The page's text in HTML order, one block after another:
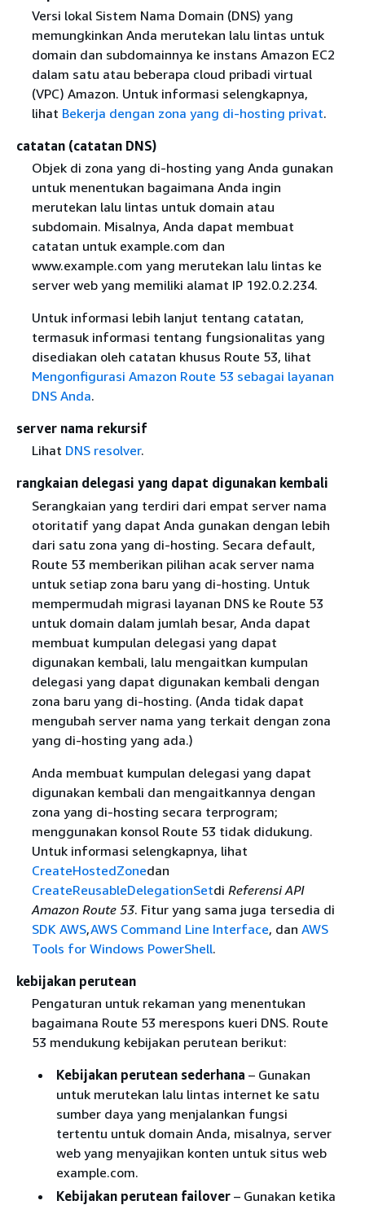
Versi lokal Sistem Nama Domain (DNS) yang
memungkinkan Anda merutekan lalu lintas untuk
domain dan subdomainnya ke instans Amazon EC2
dalam satu atau beberapa cloud pribadi virtual
(VPC) Amazon. Untuk informasi selengkapnya,
lihat Bekerja dengan zona yang di-hosting privat.
catatan (catatan DNS)
Objek di zona yang di-hosting yang Anda gunakan
untuk menentukan bagaimana Anda ingin
merutekan lalu lintas untuk domain atau
subdomain. Misalnya, Anda dapat membuat
catatan untuk example.com dan
www.example.com yang merutekan lalu lintas ke
server web yang memiliki alamat IP 192.0.2.234.
Untuk informasi lebih lanjut tentang catatan,
termasuk informasi tentang fungsionalitas yang
disediakan oleh catatan khusus Route 53, lihat
Mengonfigurasi Amazon Route 53 sebagai layanan
DNS Anda.
server nama rekursif
Lihat DNS resolver.
rangkaian delegasi yang dapat digunakan kembali
Serangkaian yang terdiri dari empat server nama
otoritatif yang dapat Anda gunakan dengan lebih
dari satu zona yang di-hosting. Secara default,
Route 53 memberikan pilihan acak server nama
untuk setiap zona baru yang di-hosting. Untuk
mempermudah migrasi layanan DNS ke Route 53
untuk domain dalam jumlah besar, Anda dapat
membuat kumpulan delegasi yang dapat
digunakan kembali, lalu mengaitkan kumpulan
delegasi yang dapat digunakan kembali dengan
zona baru yang di-hosting. (Anda tidak dapat
mengubah server nama yang terkait dengan zona
yang di-hosting yang ada.)
Anda membuat kumpulan delegasi yang dapat
digunakan kembali dan mengaitkannya dengan
zona yang di-hosting secara terprogram;
menggunakan konsol Route 53 tidak didukung.
Untuk informasi selengkapnya, lihat
CreateHostedZonedan
CreateReusableDelegationSetdi Referensi API
Amazon Route 53. Fitur yang sama juga tersedia di
SDK AWS,AWS Command Line Interface, dan AWS
Tools for Windows PowerShell.
kebijakan perutean
Pengaturan untuk rekaman yang menentukan
bagaimana Route 53 merespons kueri DNS. Route
53 mendukung kebijakan perutean berikut:
Kebijakan perutean sederhana – Gunakan
untuk merutekan lalu lintas internet ke satu
sumber daya yang menjalankan fungsi
tertentu untuk domain Anda, misalnya, server
web yang menyajikan konten untuk situs web
example.com.
Kebijakan perutean failover– Gunakan ketika